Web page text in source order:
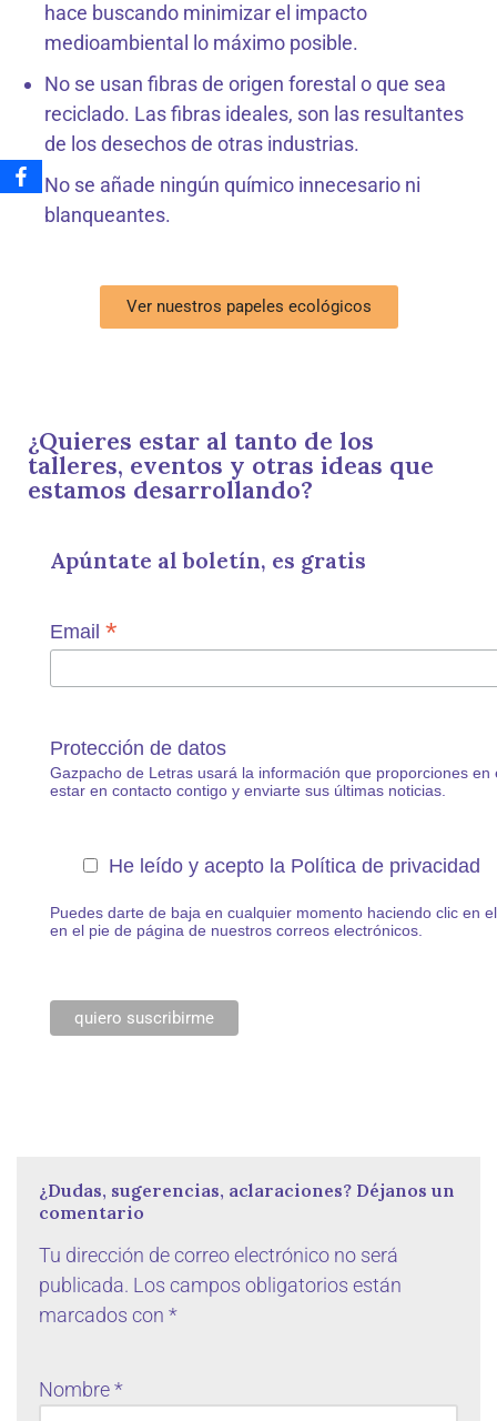
hace buscando minimizar el impacto
medioambiental lo máximo posible.
No se usan fibras de origen forestal o que sea
reciclado. Las fibras ideales, son las resultantes
de los desechos de otras industrias.
No se añade ningún químico innecesario ni
blanqueantes.
Ver nuestros papeles ecológicos
¿Quieres estar al tanto de los
talleres, eventos y otras ideas que
estamos desarrollando?
Apúntate al boletín, es gratis
Email *
Protección de datos
Gazpacho de Letras usará la información que proporciones en
estar en contacto contigo y enviarte sus últimas noticias.
He leído y acepto la Política de privacidad
Puedes darte de baja en cualquier momento haciendo clic en
en el pie de página de nuestros correos electrónicos.
¿Dudas, sugerencias, aclaraciones? Déjanos un
comentario
Tu dirección de correo electrónico no será
publicada. Los campos obligatorios están
marcados con *
Nombre*